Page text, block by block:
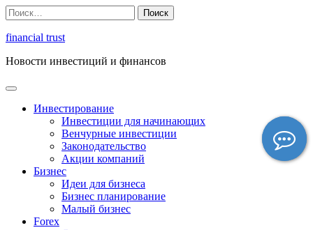
Перейти
к
содержимому
Найти:
financial trust
Новости инвестиций и финансов
Инвестирование
Инвестиции для начинающих
Венчурные инвестиции
Законодательство
Акции компаний
Бизнес
Идеи для бизнеса
Бизнес планирование
Малый бизнес
Forex